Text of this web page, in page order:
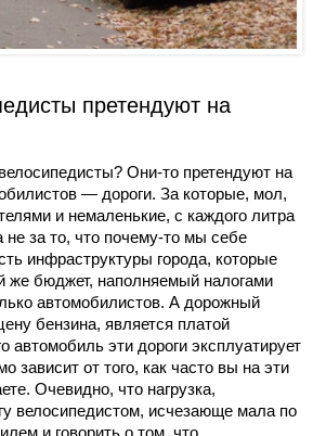
претендуют на
Они-то претендуют на
— дороги. За которые, мол,
и немаленькие, с каждого литра
за то, что почему-то мы себе
инфраструктуры города, которые
же бюджет, наполняемый налогами
автомобилистов. А дорожный
бензина, является платой
автомобиль эти дороги эксплуатирует
зависит от того, как часто вы на эти
Очевидно, что нагрузка,
велосипедистом, исчезающе мала по